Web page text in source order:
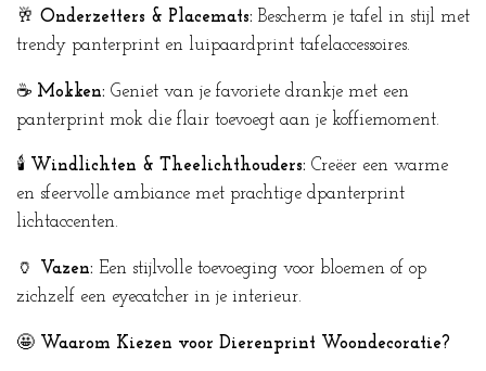
🥂 Onderzetters & Placemats: Bescherm je tafel in stijl met
trendy panterprint en luipaardprint tafelaccessoires.
☕ Mokken: Geniet van je favoriete drankje met een
panterprint mok die flair toevoegt aan je koffiemoment.
🕯️ Windlichten & Theelichthouders: Creëer een warme
en sfeervolle ambiance met prachtige dpanterprint
lichtaccenten.
🏺 Vazen: Een stijlvolle toevoeging voor bloemen of op
zichzelf een eyecatcher in je interieur.
🤩 Waarom Kiezen voor Dierenprint Woondecoratie?